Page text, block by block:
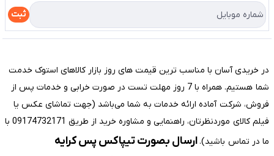
درباره ما
تماس با ما
راهنما
ثبت
در خریدی آسان با مناسب ترین قیمت های روز بازار کالاهای استوک خدمت
شما هستیم. همراه با 7 روز مهلت تست در صورت خرابی و خدمات پس از
فروش، شرکت آماده ارائه خدمات به شما می‌باشد (جهت تماشای عکس یا
فیلم کالای موردنظرتان، راهنمایی و مشاوره خرید از طریق 09174732171 با
ما در تماس باشید).ارسال بصورت تیپاکس پس کرایه